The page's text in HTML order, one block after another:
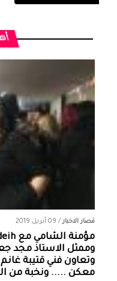
قصار الاخبار/ 09 أبريل 2019
وممثل الاستاذ مجد
وتعاون فني قتيبة
معكن ..... ونخبة من